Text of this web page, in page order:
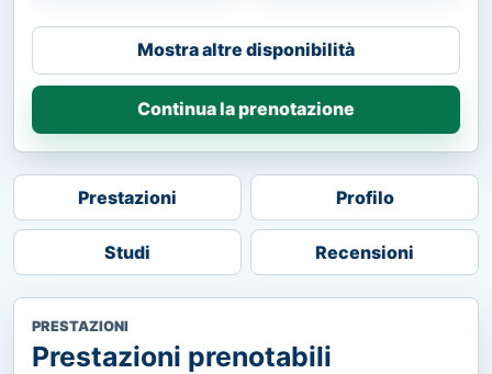
Mostra altre disponibilità
Continua la prenotazione
Prestazioni Profilo
Studi Recensioni
PRESTAZIONI
Prestazioni prenotabili